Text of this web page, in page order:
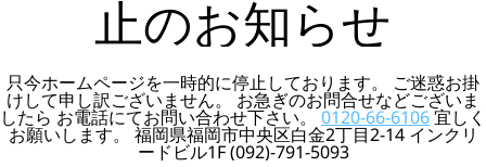
止のお知らせ
只今ホームページを一時的に停止しております。 ご迷惑お掛
けして申し訳ございません。 お急ぎのお問合せなどございま
したら お電話にてお問い合わせ下さい。0120-66-6106宜しく
お願いします。 福岡県福岡市中央区白金2丁目2-14 インクリ
ードビル1F (092)-791-5093